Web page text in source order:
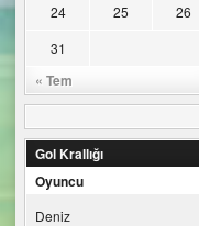
« Tem
24
25 26
31
Gol Krallığı
Oyuncu
Deniz